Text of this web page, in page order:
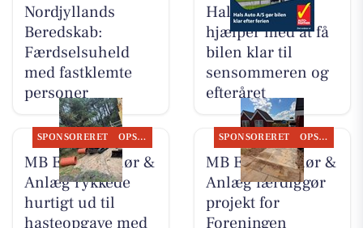
Nordjyllands
Beredskab:
Færdselsuheld
med fastklemte
personer
Hals Auto A/S
hjælper med at få
bilen klar til
sensommeren og
efteråret
SPONSORERET OPSLAGSTAVLEN
MB Entreprenør &
Anlæg rykkede
hurtigt ud til
hasteopgave med
SPONSORERET OPSLAGSTAVLEN
MB Entreprenør &
Anlæg færdiggør
projekt for
Foreningen